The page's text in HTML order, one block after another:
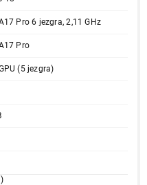
Pro 6 jezgra, 2,11 GHz
Pro
(5 jezgra)